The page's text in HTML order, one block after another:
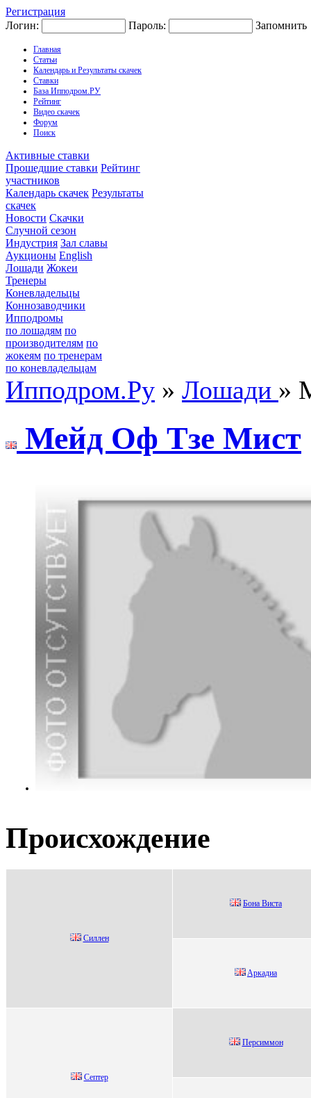
Регистрация
Логин:
Пароль: Запомнить
Главная
Статьи
Календарь и Результаты скачек
Ставки
База Ипподром.РУ
Рейтинг
Видео скачек
Форум
Поиск
Активные ставки
Прошедшие ставки Рейтинг
участников
Календарь скачек Результаты
скачек
Новости Скачки
Случной сезон
Индустрия Зал славы
Аукционы English
Лошади Жокеи
Тренеры
Коневладельцы
Коннозаводчики
Ипподромы
по лошадям по
производителям по
жокеям по тренерам
по коневладельцам
Ипподром.Ру » Лошади »
Мейд Оф Tзе Миcт
Происхождение
Cиллeн
Бoна Виcта
Aркадиа
Сeптeр
Перcиммон